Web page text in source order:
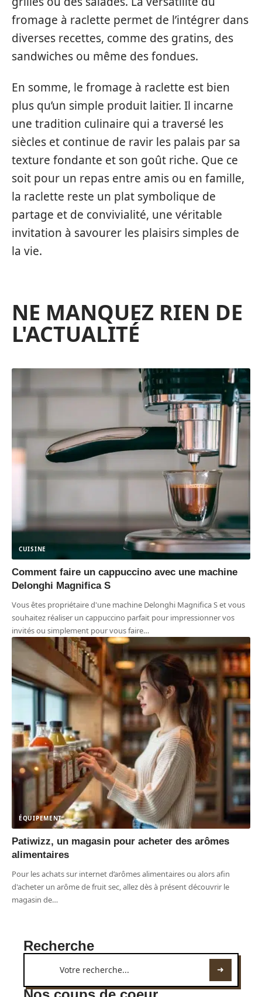
fromage à raclette permet de l’intégrer dans
diverses recettes, comme des gratins, des
sandwiches ou même des fondues.
En somme, le fromage à raclette est bien
plus qu’un simple produit laitier. Il incarne
une tradition culinaire qui a traversé les
siècles et continue de ravir les palais par sa
texture fondante et son goût riche. Que ce
soit pour un repas entre amis ou en famille,
la raclette reste un plat symbolique de
partage et de convivialité, une véritable
invitation à savourer les plaisirs simples de
la vie.
NE MANQUEZ RIEN DE
L'ACTUALITÉ
CUISINE
Comment faire un cappuccino avec une machine
Delonghi Magnifica S
Vous êtes propriétaire d'une machine Delonghi Magnifica S et vous
souhaitez réaliser un cappuccino parfait pour impressionner vos
invités ou simplement pour vous faire…
ÉQUIPEMENT
Patiwizz, un magasin pour acheter des arômes
alimentaires
Pour les achats sur internet d’arômes alimentaires ou alors afin
d'acheter un arôme de fruit sec, allez dès à présent découvrir le
magasin de…
Recherche